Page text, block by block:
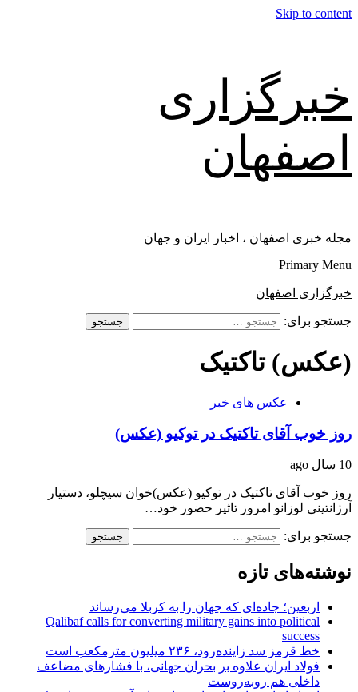
Skip to content
خبرگزاری
اصفهان
مجله خبری اصفهان ، اخبار ایران و جهان
Primary Menu
خبرگزاری اصفهان
جستجو برای:
(عکس) تاکتیک
عکس های خبر
روز خوب آقای تاکتیک در توکیو (عکس)
10 سال ago
روز خوب آقای تاکتیک در توکیو (عکس)خوان سیچلو، دستیار
آرژانتینی لوزانو امروز تاثیر حضور خود…
جستجو برای:
نوشته‌های تازه
اربعین؛ جاده‌ای که جهان را به کربلا می‌رساند
Qalibaf calls for converting military gains into political
success
خط قرمز سد زاینده‌رود، ۲۳۶ میلیون مترمکعب است
فولاد ایران علاوه بر بحران جهانی، با فشارهای مضاعف
داخلی هم روبه‌روست